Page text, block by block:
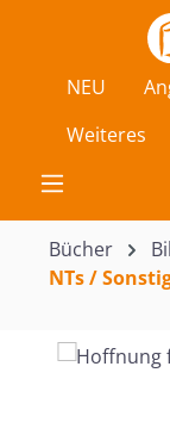
Zum Hauptinhalt
NEU
Weiteres
Bücher
NTs /
Bildergalerie